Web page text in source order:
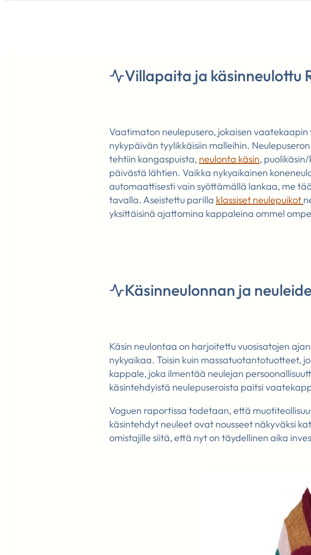
Villapaita ja käsinneulottu
Vaatimaton neulepusero, jokaisen
nykypäivän tyylikkäisiin malleihin.
tehtiin kangaspuista, neulonta käsin,
päivästä lähtien. Vaikka nykyaikainen
automaattisesti vain syöttämällä lankaa, me
tavalla. Aseistettu parilla klassiset neulepuikot
yksittäisinä ajattomina kappaleina ommel
Käsinneulonnan ja
Käsin neulontaa on harjoitettu vuosisatojen
nykyaikaa. Toisin kuin massatuotantotuotteet,
kappale, joka ilmentää neulejan
käsintehdyistä neulepuseroista paitsi
Voguen raportissa todetaan, että
käsintehdyt neuleet ovat nousseet näkyväksi
omistajille siitä, että nyt on täydellinen aika